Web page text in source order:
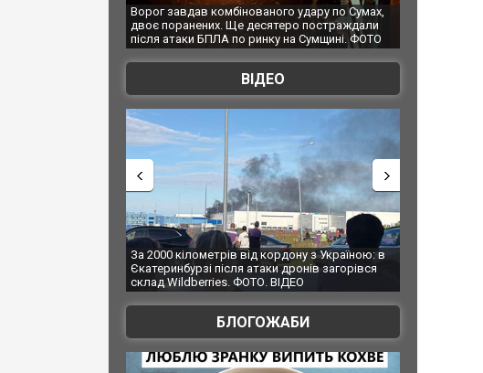
За 2000 кілометрів від кордону з Україною: в
Єкатеринбурзі після атаки дронів загорівся
склад Wildberries. ФОТО. ВІДЕО
ВІДЕО
В Таїланді футболіст загинув від удару
блискавки під час матчу: ще 12 людей
постраждали. ВІДЕО
БЛОГОЖАБИ